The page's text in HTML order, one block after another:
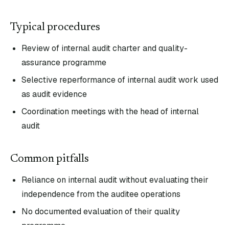
Typical procedures
Review of internal audit charter and quality-
assurance programme
Selective reperformance of internal audit work used
as audit evidence
Coordination meetings with the head of internal
audit
Common pitfalls
Reliance on internal audit without evaluating their
independence from the auditee operations
No documented evaluation of their quality